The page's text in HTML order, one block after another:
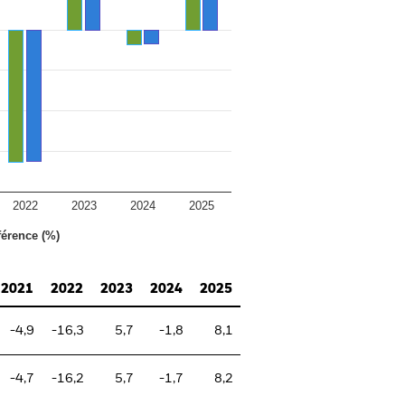
(%)
2022 2023 2024 2025
2021 2022 2023 2024 2025
-4,9 -16,3 5,7 -1,8 8,1
-4,7 -16,2 5,7 -1,7 8,2